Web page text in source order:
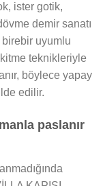
ister gotik,
demir sanatı
birebir uyumlu
teknikleriyle
böylece yapay
edilir.
paslanır